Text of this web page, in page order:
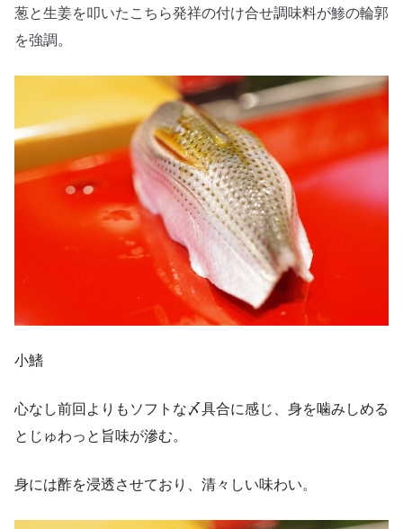
葱と生姜を叩いたこちら発祥の付け合せ調味料が鯵の輪郭
を強調。
小鰭
心なし前回よりもソフトな〆具合に感じ、身を噛みしめる
とじゅわっと旨味が滲む。
身には酢を浸透させており、清々しい味わい。